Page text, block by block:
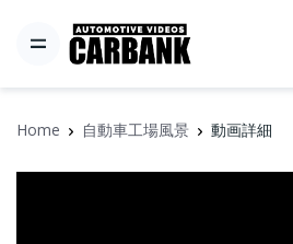
Home 自動車工場風景 動画詳細